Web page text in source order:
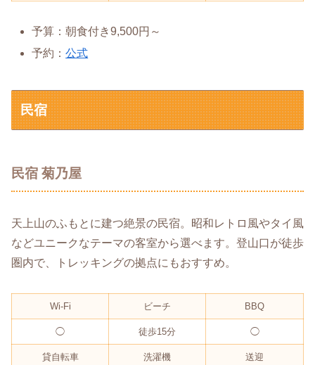
予算：朝食付き9,500円～
予約：公式
民宿
民宿 菊乃屋
天上山のふもとに建つ絶景の民宿。昭和レトロ風やタイ風
などユニークなテーマの客室から選べます。登山口が徒歩
圏内で、トレッキングの拠点にもおすすめ。
Wi-Fi ビーチ BBQ
◯ 徒歩15分 ◯
貸自転車 洗濯機 送迎